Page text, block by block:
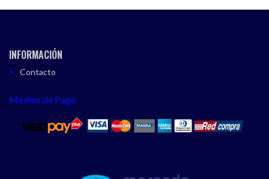
INFORMACIÓN
Contacto
Medios de Pago